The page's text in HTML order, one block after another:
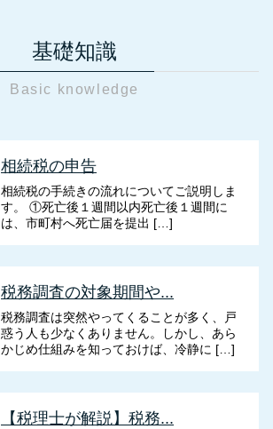
基礎知識
Basic knowledge
相続税の申告
相続税の手続きの流れについてご説明しま
す。 ①死亡後１週間以内死亡後１週間に
は、市町村へ死亡届を提出 […]
税務調査の対象期間や...
税務調査は突然やってくることが多く、戸
惑う人も少なくありません。しかし、あら
かじめ仕組みを知っておけば、冷静に […]
【税理士が解説】税務...